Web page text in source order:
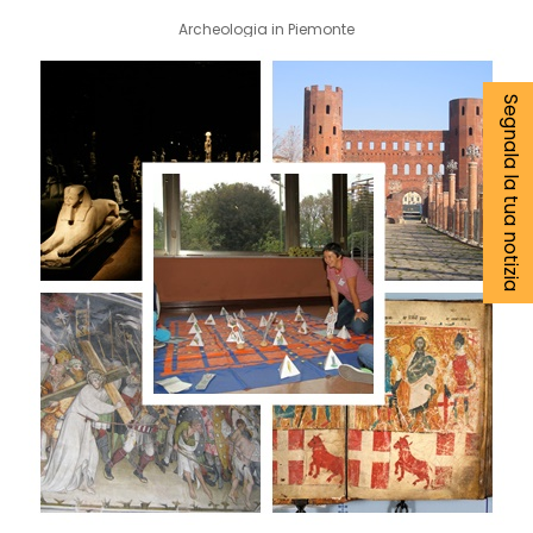
Archeologia in Piemonte
Segnala la tua notizia